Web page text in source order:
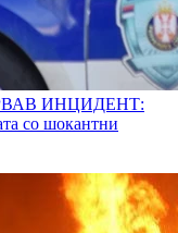
ИНЦИДЕНТ:
со шокантни